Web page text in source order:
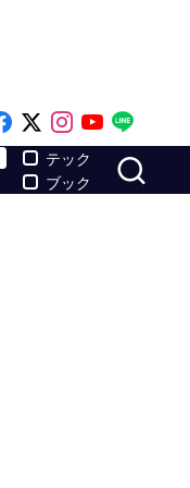
Like on Facebook
Follow on x
Follow on
Follow
テック
ブック